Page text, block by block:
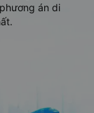
án di